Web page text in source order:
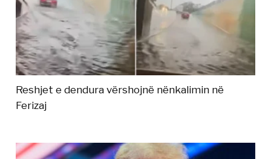
Reshjet e dendura vërshojnë nënkalimin në
Ferizaj